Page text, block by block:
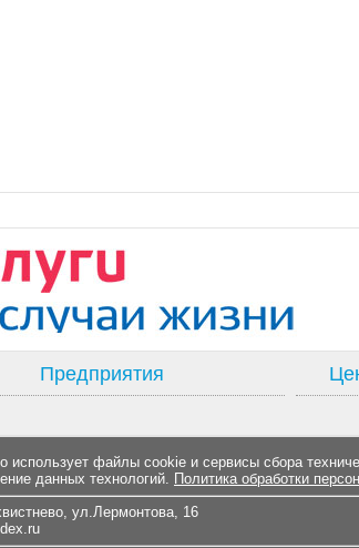
Предприятия
файлы cookie и сервисы сбора
данных технологий. Политика обработки
ул.Лермонтова, 16